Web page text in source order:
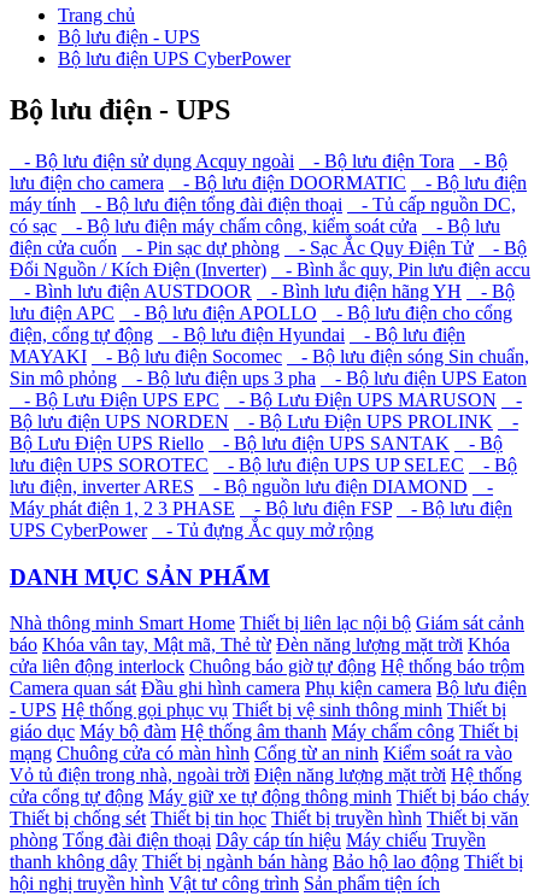
Trang chủ
Bộ lưu điện - UPS
Bộ lưu điện UPS CyberPower
Bộ lưu điện - UPS
- Bộ lưu điện sử dụng Acquy ngoài - Bộ lưu điện Tora
- Bộ
lưu điện cho camera
- Bộ lưu điện DOORMATIC
- Bộ lưu điện
máy tính
- Bộ lưu điện tổng đài điện thoại
- Tủ cấp nguồn DC,
có sạc
- Bộ lưu điện máy chấm công, kiểm soát cửa
- Bộ lưu
điện cửa cuốn
- Pin sạc dự phòng - Sạc Ắc Quy Điện Tử
- Bộ
Đổi Nguồn / Kích Điện (Inverter)
- Bình ắc quy, Pin lưu điện accu
- Bình lưu điện AUSTDOOR
- Bình lưu điện hãng YH
- Bộ
lưu điện APC
- Bộ lưu điện APOLLO
- Bộ lưu điện cho cổng
điện, cổng tự động
- Bộ lưu điện Hyundai
- Bộ lưu điện
MAYAKI
- Bộ lưu điện Socomec
- Bộ lưu điện sóng Sin chuẩn,
Sin mô phỏng
- Bộ lưu điện ups 3 pha
- Bộ lưu điện UPS Eaton
- Bộ Lưu Điện UPS EPC
- Bộ Lưu Điện UPS MARUSON
-
Bộ lưu điện UPS NORDEN
- Bộ Lưu Điện UPS PROLINK
-
Bộ Lưu Điện UPS Riello
- Bộ lưu điện UPS SANTAK
- Bộ
lưu điện UPS SOROTEC
- Bộ lưu điện UPS UP SELEC
- Bộ
lưu điện, inverter ARES
- Bộ nguồn lưu điện DIAMOND
-
Máy phát điện 1, 2 3 PHASE
- Bộ lưu điện FSP
- Bộ lưu điện
UPS CyberPower
- Tủ đựng Ắc quy mở rộng
DANH MỤC SẢN PHẨM
Nhà thông minh Smart Home Thiết bị liên lạc nội bộ Giám sát cảnh
báo Khóa vân tay, Mật mã, Thẻ từ Đèn năng lượng mặt trời Khóa
cửa liên động interlock Chuông báo giờ tự động Hệ thống báo trộm
Camera quan sát Đầu ghi hình camera Phụ kiện camera Bộ lưu điện
- UPS Hệ thống gọi phục vụ Thiết bị vệ sinh thông minh Thiết bị
giáo dục Máy bộ đàm Hệ thống âm thanh Máy chấm công Thiết bị
mạng Chuông cửa có màn hình Cổng từ an ninh Kiểm soát ra vào
Vỏ tủ điện trong nhà, ngoài trời Điện năng lượng mặt trời Hệ thống
cửa cổng tự động Máy giữ xe tự động thông minh Thiết bị báo cháy
Thiết bị chống sét Thiết bị tin học Thiết bị truyền hình Thiết bị văn
phòng Tổng đài điện thoại Dây cáp tín hiệu Máy chiếu Truyền
thanh không dây Thiết bị ngành bán hàng Bảo hộ lao động Thiết bị
hội nghị truyền hình Vật tư công trình Sản phẩm tiện ích